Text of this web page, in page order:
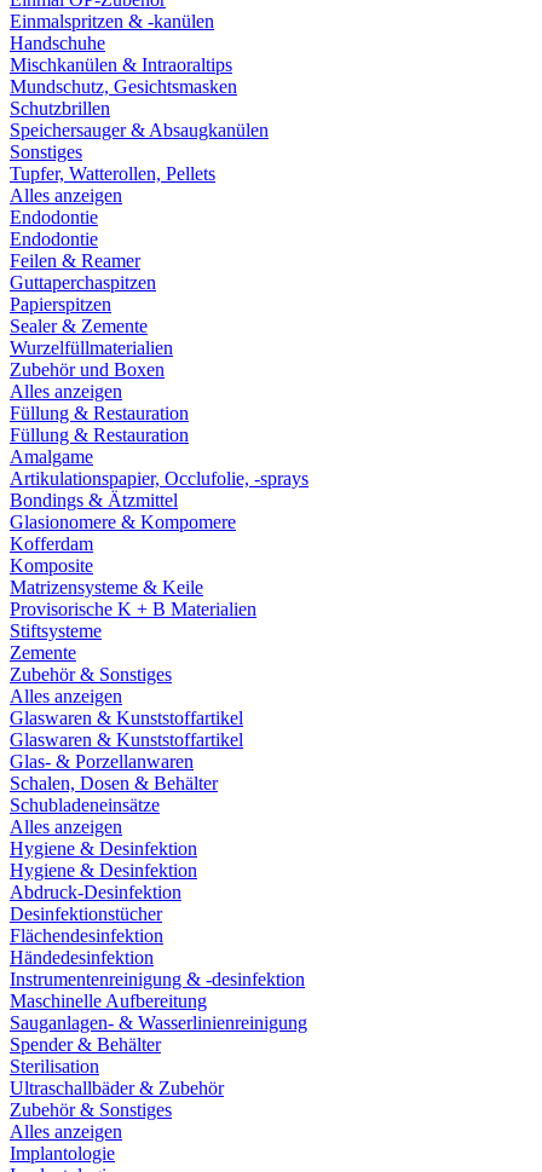
Einmalspritzen & -kanülen
Handschuhe
Mischkanülen & Intraoraltips
Mundschutz, Gesichtsmasken
Schutzbrillen
Speichersauger & Absaugkanülen
Sonstiges
Tupfer, Watterollen, Pellets
Alles anzeigen
Endodontie
Endodontie
Feilen & Reamer
Guttaperchaspitzen
Papierspitzen
Sealer & Zemente
Wurzelfüllmaterialien
Zubehör und Boxen
Alles anzeigen
Füllung & Restauration
Füllung & Restauration
Amalgame
Artikulationspapier, Occlufolie, -sprays
Bondings & Ätzmittel
Glasionomere & Kompomere
Kofferdam
Komposite
Matrizensysteme & Keile
Provisorische K + B Materialien
Stiftsysteme
Zemente
Zubehör & Sonstiges
Alles anzeigen
Glaswaren & Kunststoffartikel
Glaswaren & Kunststoffartikel
Glas- & Porzellanwaren
Schalen, Dosen & Behälter
Schubladeneinsätze
Alles anzeigen
Hygiene & Desinfektion
Hygiene & Desinfektion
Abdruck-Desinfektion
Desinfektionstücher
Flächendesinfektion
Händedesinfektion
Instrumentenreinigung & -desinfektion
Maschinelle Aufbereitung
Sauganlagen- & Wasserlinienreinigung
Spender & Behälter
Sterilisation
Ultraschallbäder & Zubehör
Zubehör & Sonstiges
Alles anzeigen
Implantologie